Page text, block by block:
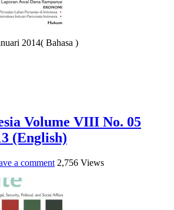
2014( Bahasa )
Volume VIII No. 05
(English)
a comment 2,756 Views